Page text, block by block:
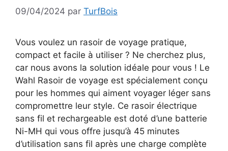
09/04/2024 par TurfBois
Vous voulez un rasoir de voyage pratique,
compact et facile à utiliser ? Ne cherchez plus,
car nous avons la solution idéale pour vous ! Le
Wahl Rasoir de voyage est spécialement conçu
pour les hommes qui aiment voyager léger sans
compromettre leur style. Ce rasoir électrique
sans fil et rechargeable est doté d’une batterie
Ni-MH qui vous offre jusqu’à 45 minutes
d’utilisation sans fil après une charge complète